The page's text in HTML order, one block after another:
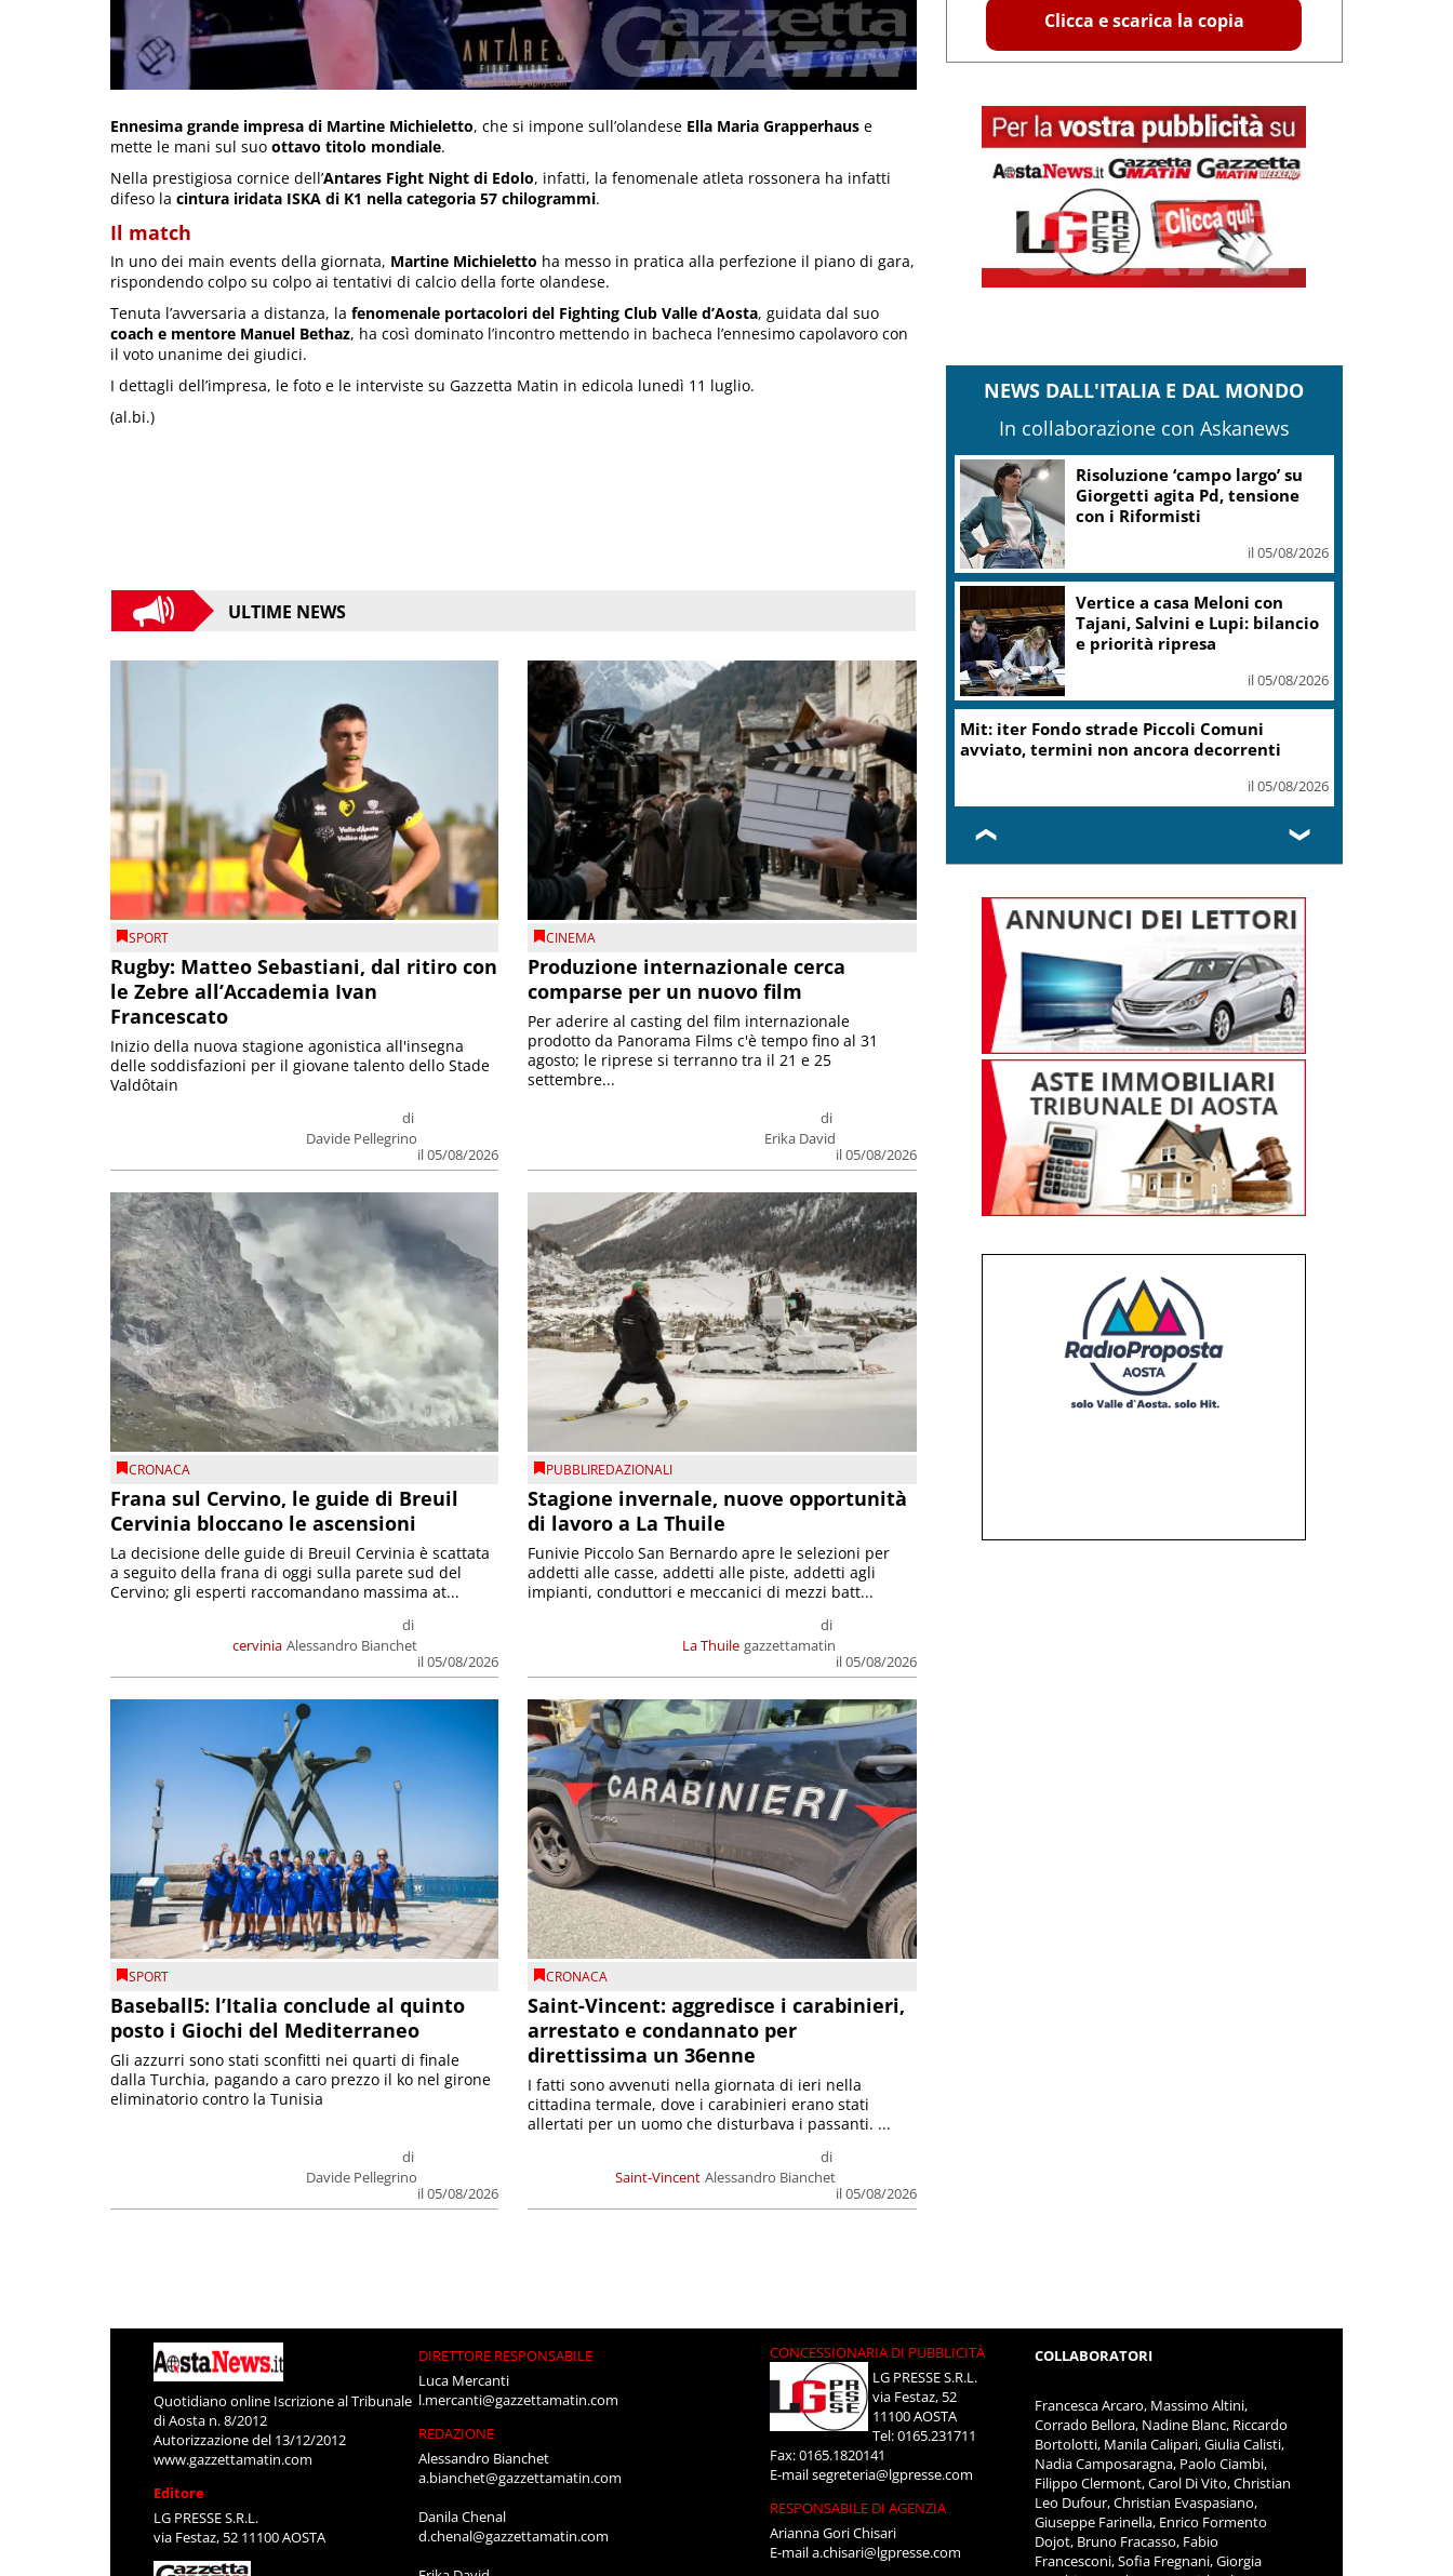
Ennesima grande impresa di Martine Michieletto, che si impone sull’olandese Ella Maria Grapperhaus e
mette le mani sul suo ottavo titolo mondiale.
Nella prestigiosa cornice dell’Antares Fight Night di Edolo, infatti, la fenomenale atleta rossonera ha infatti
difeso la cintura iridata ISKA di K1 nella categoria 57 chilogrammi.
Il match
In uno dei main events della giornata, Martine Michieletto ha messo in pratica alla perfezione il piano di gara,
rispondendo colpo su colpo ai tentativi di calcio della forte olandese.
Tenuta l’avversaria a distanza, la fenomenale portacolori del Fighting Club Valle d’Aosta, guidata dal suo
coach e mentore Manuel Bethaz, ha così dominato l’incontro mettendo in bacheca l’ennesimo capolavoro con
il voto unanime dei giudici.
I dettagli dell’impresa, le foto e le interviste su Gazzetta Matin in edicola lunedì 11 luglio.
(al.bi.)
ULTIME NEWS
SPORT
Rugby: Matteo Sebastiani, dal ritiro con
le Zebre all’Accademia Ivan
Francescato
di
Davide Pellegrino
il 05/08/2026
Inizio della nuova stagione agonistica all'insegna
delle soddisfazioni per il giovane talento dello Stade
Valdôtain
CINEMA
Produzione internazionale cerca
comparse per un nuovo film
di
Erika David
il 05/08/2026
Per aderire al casting del film internazionale
prodotto da Panorama Films c'è tempo fino al 31
agosto; le riprese si terranno tra il 21 e 25
settembre...
CRONACA
Frana sul Cervino, le guide di Breuil
Cervinia bloccano le ascensioni
cervinia
di
Alessandro Bianchet
il 05/08/2026
La decisione delle guide di Breuil Cervinia è scattata
a seguito della frana di oggi sulla parete sud del
Cervino; gli esperti raccomandano massima at...
PUBBLIREDAZIONALI
Stagione invernale, nuove opportunità
di lavoro a La Thuile
La Thuile
di
gazzettamatin
il 05/08/2026
Funivie Piccolo San Bernardo apre le selezioni per
addetti alle casse, addetti alle piste, addetti agli
impianti, conduttori e meccanici di mezzi batt...
SPORT
Baseball5: l’Italia conclude al quinto
posto i Giochi del Mediterraneo
di
Davide Pellegrino
il 05/08/2026
Gli azzurri sono stati sconfitti nei quarti di finale
dalla Turchia, pagando a caro prezzo il ko nel girone
eliminatorio contro la Tunisia
CRONACA
Saint-Vincent: aggredisce i carabinieri,
arrestato e condannato per
direttissima un 36enne
Saint-Vincent
di
Alessandro Bianchet
il 05/08/2026
I fatti sono avvenuti nella giornata di ieri nella
cittadina termale, dove i carabinieri erano stati
allertati per un uomo che disturbava i passanti. ...
Clicca e scarica la copia
NEWS DALL'ITALIA E DAL MONDO
In collaborazione con Askanews
Risoluzione ‘campo largo’ su
Giorgetti agita Pd, tensione
con i Riformisti
il 05/08/2026
Vertice a casa Meloni con
Tajani, Salvini e Lupi: bilancio
e priorità ripresa
il 05/08/2026
Mit: iter Fondo strade Piccoli Comuni
avviato, termini non ancora decorrenti
il 05/08/2026
❮ ❯
Quotidiano online Iscrizione al Tribunale
di Aosta n. 8/2012
Autorizzazione del 13/12/2012
www.gazzettamatin.com
Editore
LG PRESSE S.R.L.
via Festaz, 52 11100 AOSTA
DIRETTORE RESPONSABILE
Luca Mercanti
l.mercanti@gazzettamatin.com
REDAZIONE
Alessandro Bianchet
a.bianchet@gazzettamatin.com
Danila Chenal
d.chenal@gazzettamatin.com
CONCESSIONARIA DI PUBBLICITÀ
LG PRESSE S.R.L.
via Festaz, 52
11100 AOSTA
Tel: 0165.231711
Fax: 0165.1820141
E-mailsegreteria@lgpresse.com
RESPONSABILE DI AGENZIA
Arianna Gori Chisari
E-maila.chisari@lgpresse.com
COLLABORATORI
Francesca Arcaro, Massimo Altini,
Corrado Bellora, Nadine Blanc, Riccardo
Bortolotti, Manila Calipari, Giulia Calisti,
Nadia Camposaragna, Paolo Ciambi,
Filippo Clermont, Carol Di Vito, Christian
Leo Dufour, Christian Evaspasiano,
Giuseppe Farinella, Enrico Formento
Dojot, Bruno Fracasso, Fabio
Francesconi, Sofia Fregnani, Giorgia